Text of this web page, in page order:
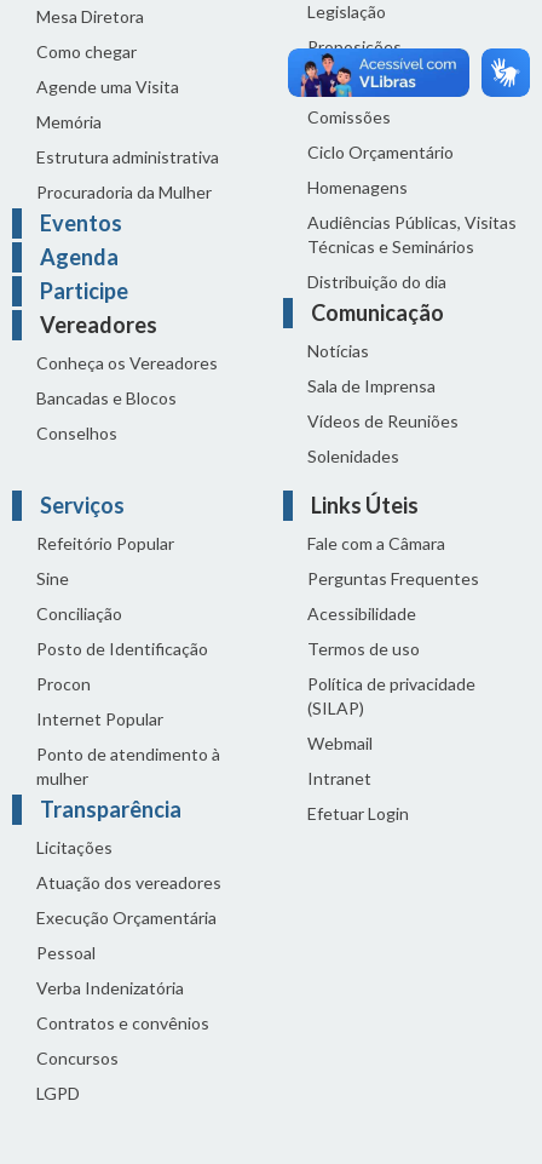
Mesa Diretora
Como chegar
Agende uma Visita
Memória
Estrutura administrativa
Procuradoria da Mulher
Eventos
Agenda
Participe
Vereadores
Conheça os Vereadores
Bancadas e Blocos
Conselhos
Legislação
Proposições
Reuniões
Comissões
Ciclo Orçamentário
Homenagens
Audiências Públicas, Visitas
Técnicas e Seminários
Distribuição do dia
Comunicação
Notícias
Sala de Imprensa
Vídeos de Reuniões
Solenidades
Serviços
Refeitório Popular
Sine
Conciliação
Posto de Identificação
Procon
Internet Popular
Ponto de atendimento à
mulher
Transparência
Licitações
Atuação dos vereadores
Execução Orçamentária
Pessoal
Verba Indenizatória
Contratos e convênios
Concursos
LGPD
Links Úteis
Fale com a Câmara
Perguntas Frequentes
Acessibilidade
Termos de uso
Política de privacidade
(SILAP)
Webmail
Intranet
Efetuar Login